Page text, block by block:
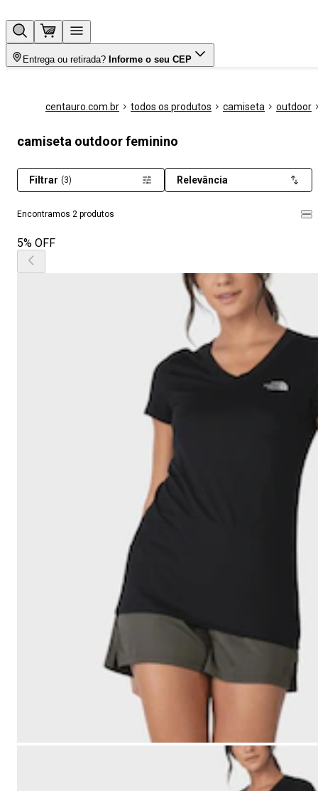
Entrega ou retirada? Informe o seu CEP
centauro.com.br todos os produtos camiseta outdoor
camiseta outdoor feminino
Encontramos 2 produtos
Filtrar (3) Relevância
5% OFF